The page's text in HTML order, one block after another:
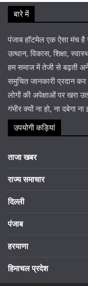
बारे में
पंजाब हॉटमेल एक ऐसा मंच है
उत्थान, विकास, शिक्षा,
हम समाज में तेजी से बढ़ती
समुचित जानकारी प्रदान
लोगों की अपेक्षाओं पर खरा
गंभीर क्यों ना हो, ना दबेगा
उपयोगी कड़ियां
ताजा खबर
राज्य समाचार
दिल्ली
पंजाब
हरयाणा
हिमाचल प्रदेश